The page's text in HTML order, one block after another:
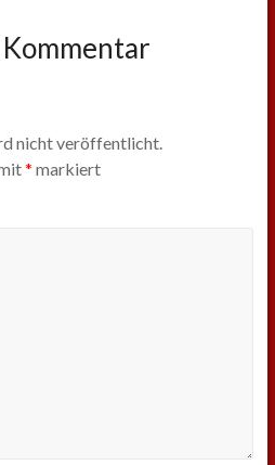
nicht veröffentlicht.
* markiert